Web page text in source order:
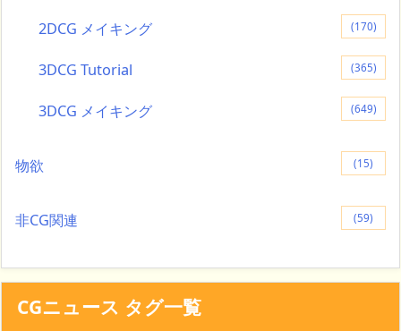
2DCG メイキング (170)
3DCG Tutorial (365)
3DCG メイキング (649)
物欲 (15)
非CG関連 (59)
CGニュース タグ一覧